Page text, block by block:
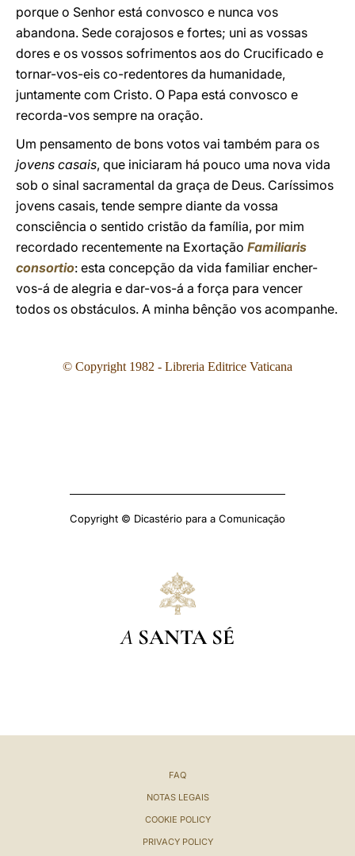
porque o Senhor está convosco e nunca vos
abandona. Sede corajosos e fortes; uni as vossas
dores e os vossos sofrimentos aos do Crucificado e
tornar-vos-eis co-redentores da humanidade,
juntamente com Cristo. O Papa está convosco e
recorda-vos sempre na oração.
Um pensamento de bons votos vai também para os
jovens casais, que iniciaram há pouco uma nova vida
sob o sinal sacramental da graça de Deus. Caríssimos
jovens casais, tende sempre diante da vossa
consciência o sentido cristão da família, por mim
recordado recentemente na Exortação Familiaris
consortio: esta concepção da vida familiar encher-
vos-á de alegria e dar-vos-á a força para vencer
todos os obstáculos. A minha bênção vos acompanhe.
© Copyright 1982 - Libreria Editrice Vaticana
Copyright © Dicastério para a Comunicação
A SANTA SÉ
FAQ
NOTAS LEGAIS
COOKIE POLICY
PRIVACY POLICY